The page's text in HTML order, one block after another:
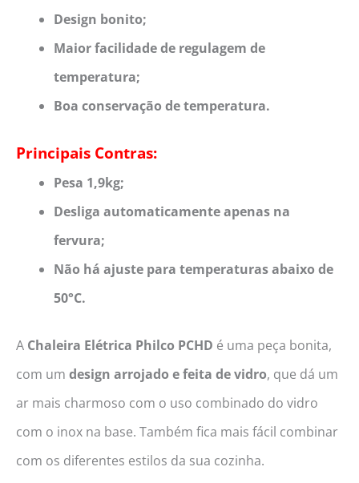
Design bonito;
Maior facilidade de regulagem de
temperatura;
Boa conservação de temperatura.
Principais Contras:
Pesa 1,9kg;
Desliga automaticamente apenas na
fervura;
Não há ajuste para temperaturas abaixo de
50°C.
A Chaleira Elétrica Philco PCHD é uma peça bonita,
com um design arrojado e feita de vidro, que dá um
ar mais charmoso com o uso combinado do vidro
com o inox na base. Também fica mais fácil combinar
com os diferentes estilos da sua cozinha.